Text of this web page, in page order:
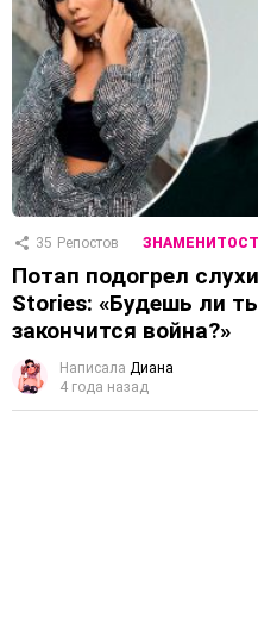
35 Репостов
Потап подогрел
Stories: «Будешь ли
закончится война?»
Написала Диана
4 года назад